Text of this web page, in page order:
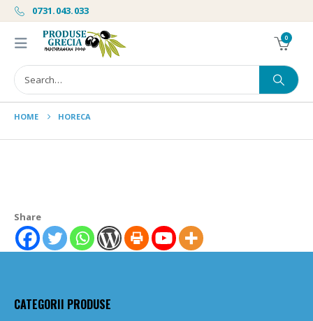
0731.043.033
0
HOME HORECA
Share
CATEGORII PRODUSE